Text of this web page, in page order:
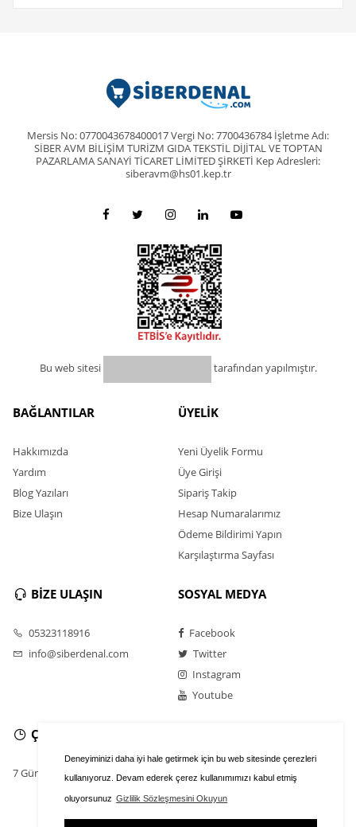
Deneyiminizi daha iyi hale getirmek için bu web sitesinde çerezleri
kullanıyoruz. Devam ederek çerez kullanımımızı kabul etmiş
oluyorsunuz Gizlilik Sözleşmesini Okuyun
Mersis No: 0770043678400017 Vergi No: 7700436784 İşletme Adı:
SİBER AVM BİLİŞİM TURİZM GIDA TEKSTİL DİJİTAL VE TOPTAN
PAZARLAMA SANAYİ TİCARET LİMİTED ŞİRKETİ Kep Adresleri:
siberavm@hs01.kep.tr
Bu web sitesi tarafından yapılmıştır.
BAĞLANTILAR
Hakkımızda
Yardım
Blog Yazıları
Bize Ulaşın
ÜYELİK
Yeni Üyelik Formu
Üye Girişi
Sipariş Takip
Hesap Numaralarımız
Ödeme Bildirimi Yapın
Karşılaştırma Sayfası
BİZE ULAŞIN
05323118916
info@siberdenal.com
SOSYAL MEDYA
Facebook
Twitter
Instagram
Youtube
ÇALIŞMA SAATLERİ
7 Gün / 24 Saat